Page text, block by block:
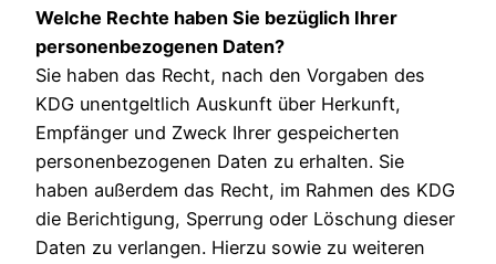
Welche Rechte haben Sie bezüglich Ihrer
personenbezogenen Daten?
Sie haben das Recht, nach den Vorgaben des
KDG unentgeltlich Auskunft über Herkunft,
Empfänger und Zweck Ihrer gespeicherten
personenbezogenen Daten zu erhalten. Sie
haben außerdem das Recht, im Rahmen des KDG
die Berichtigung, Sperrung oder Löschung dieser
Daten zu verlangen. Hierzu sowie zu weiteren